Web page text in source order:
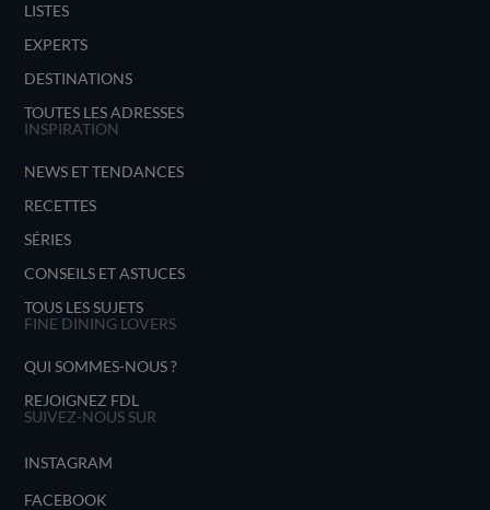
LISTES
EXPERTS
DESTINATIONS
TOUTES LES ADRESSES
INSPIRATION
NEWS ET TENDANCES
RECETTES
SÉRIES
CONSEILS ET ASTUCES
TOUS LES SUJETS
FINE DINING LOVERS
QUI SOMMES-NOUS ?
REJOIGNEZ FDL
SUIVEZ-NOUS SUR
INSTAGRAM
FACEBOOK